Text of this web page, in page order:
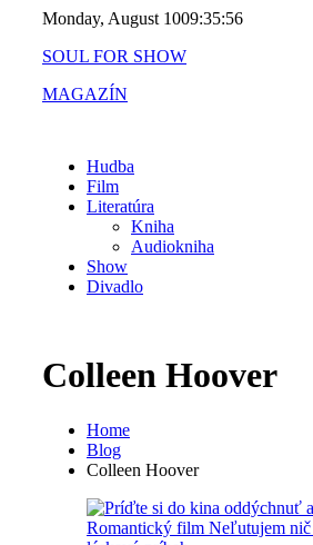
content
Monday, August 1009:35:56
SOUL FOR SHOW
MAGAZÍN
Hudba
Film
Literatúra
Kniha
Audiokniha
Show
Divadlo
Colleen Hoover
Home
Blog
Colleen Hoover